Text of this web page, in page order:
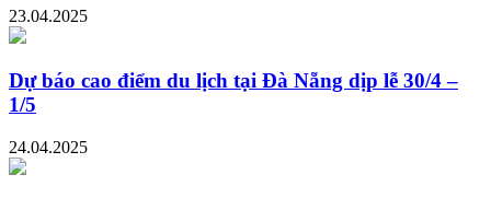
23.04.2025
Dự báo cao điểm du lịch tại Đà Nẵng dịp lễ 30/4 –
1/5
24.04.2025